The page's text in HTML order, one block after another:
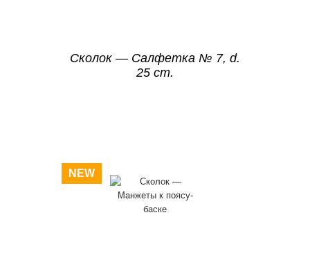
Сколок — Салфетка № 7, d.
25 cm.
NEW